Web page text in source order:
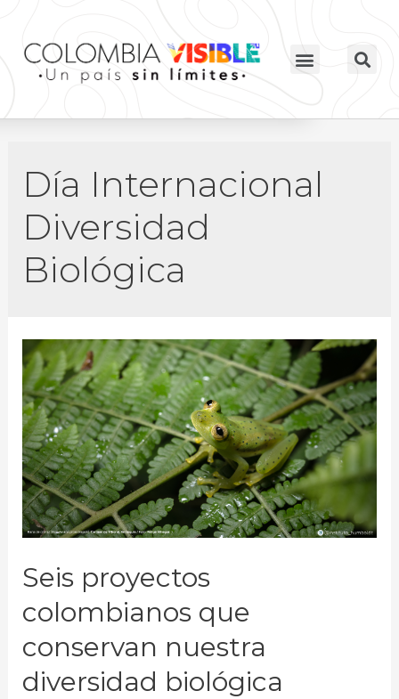
Día Internacional
Diversidad
Biológica
Seis proyectos
colombianos que
conservan nuestra
diversidad biológica